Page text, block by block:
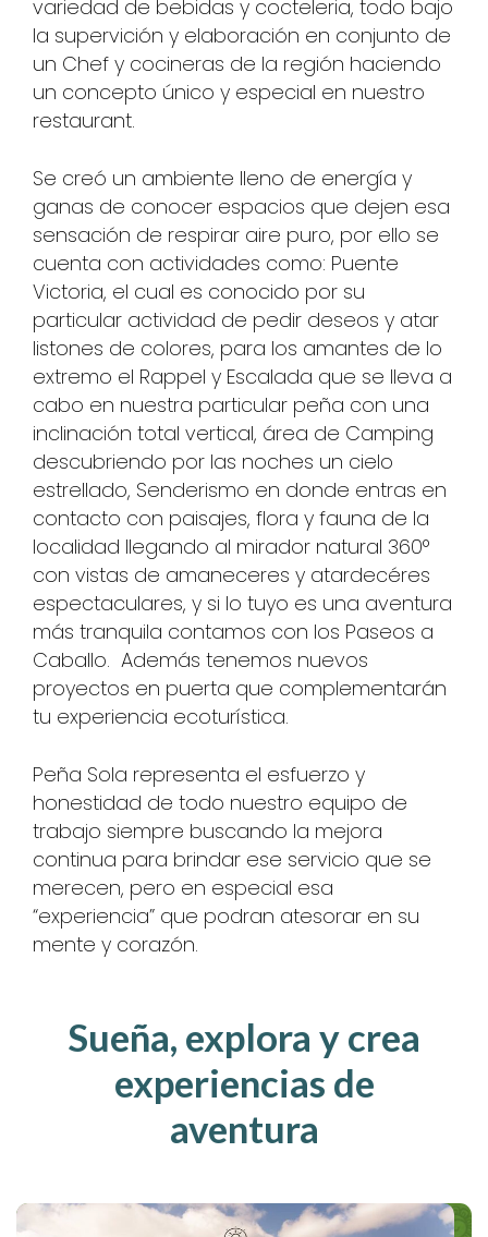
variedad de bebidas y cocteleria, todo bajo
la supervición y elaboración en conjunto de
un Chef y cocineras de la región haciendo
un concepto único y especial en nuestro
restaurant.
Se creó un ambiente lleno de energía y
ganas de conocer espacios que dejen esa
sensación de respirar aire puro, por ello se
cuenta con actividades como: Puente
Victoria, el cual es conocido por su
particular actividad de pedir deseos y atar
listones de colores, para los amantes de lo
extremo el Rappel y Escalada que se lleva a
cabo en nuestra particular peña con una
inclinación total vertical, área de Camping
descubriendo por las noches un cielo
estrellado, Senderismo en donde entras en
contacto con paisajes, flora y fauna de la
localidad llegando al mirador natural 360°
con vistas de amaneceres y atardecéres
espectaculares, y si lo tuyo es una aventura
más tranquila contamos con los Paseos a
Caballo. Además tenemos nuevos
proyectos en puerta que complementarán
tu experiencia ecoturística.
Peña Sola representa el esfuerzo y
honestidad de todo nuestro equipo de
trabajo siempre buscando la mejora
continua para brindar ese servicio que se
merecen, pero en especial esa
“experiencia” que podran atesorar en su
mente y corazón.
Sueña, explora y crea
experiencias de
aventura